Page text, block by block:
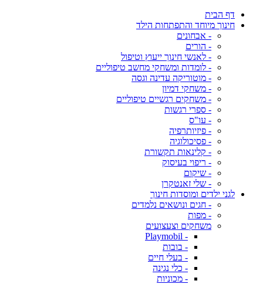
דף הבית
חינוך מיוחד והתפתחות הילד
- אבחונים
- הורים
- לאנשי חינוך ייעוץ וטיפול
- לומדות ומשחקי מחשב טיפוליים
- מוטוריקה עדינה וגסה
- משחקי דמיון
- משחקים רגשיים טיפוליים
- ספרי רגשות
- עו"ס
- פיזיותרפיה
- פסיכולוגיה
- קלינאות תקשורת
- ריפוי בעיסוק
- שיקום
- שלי זאנטקרן
לגני ילדים ומוסדות חינוך
- חגים ונושאים נלמדים
- מפות
משחקים וצעצועים
- Playmobil
- בובות
- בעלי חיים
- כלי נגינה
- מכוניות